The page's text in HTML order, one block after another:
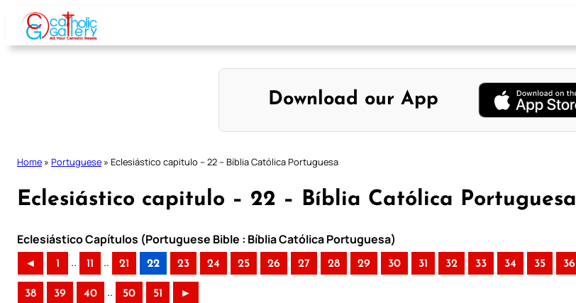
Skip
content
Download our App
Home » Portuguese » Eclesiástico capitulo – 22 – Bíblia Católica Portuguesa
Eclesiástico capitulo – 22 – Bíblia Católica Portuguesa
Eclesiástico Capítulos (Portuguese Bible : Bíblia Católica Portuguesa)
◄ 1 .. 11 .. 21 22 23 24 25 26 27 28 29 30 31 32 33 34 35 36
38 39 40 .. 50 51 ►